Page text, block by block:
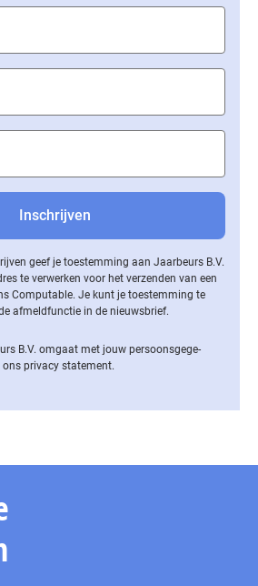
geef je toestemming aan Jaarbeurs B.V.
te verwerken voor het verzenden van een
Computable. Je kunt je toestemming te
af­meld­func­tie in de nieuwsbrief.
B.V. omgaat met jouw per­soons­ge­ge­
ons privacy statement.